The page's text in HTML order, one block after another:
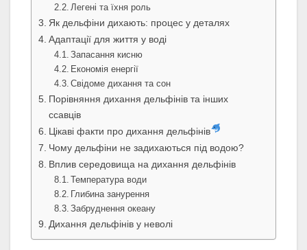
Легені та їхня роль
Як дельфіни дихають: процес у деталях
Адаптації для життя у воді
Запасання кисню
Економія енергії
Свідоме дихання та сон
Порівняння дихання дельфінів та інших
ссавців
Цікаві факти про дихання дельфінів
Чому дельфіни не задихаються під водою?
Вплив середовища на дихання дельфінів
Температура води
Глибина занурення
Забруднення океану
Дихання дельфінів у неволі